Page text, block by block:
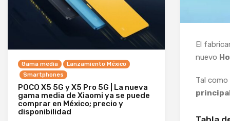
El
nuevo
Tal
Gama media
Lanzamiento México
Smartphones
POCO X5 5G y X5 Pro 5G | La nueva
gama media de Xiaomi ya se puede
comprar en México; precio y
disponibilidad